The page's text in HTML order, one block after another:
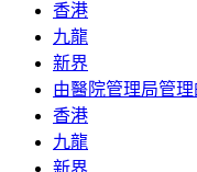
香港
九龍
新界
由醫院管理局管
香港
九龍
新界